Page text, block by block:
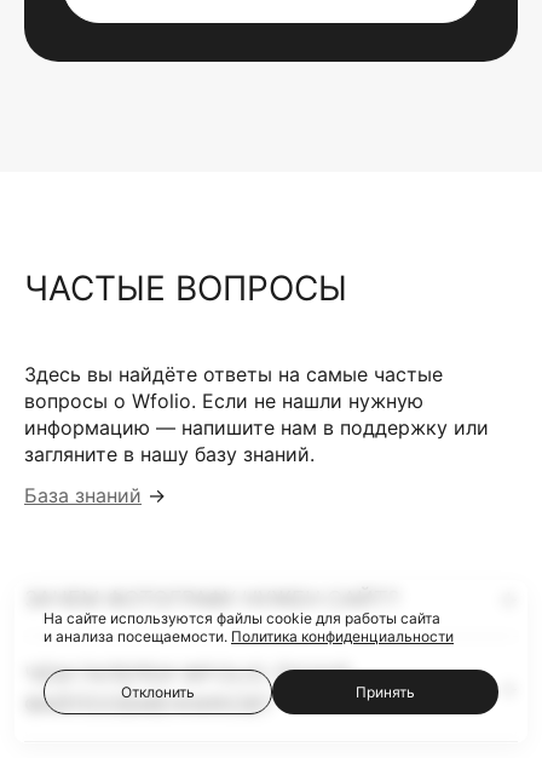
ЧАСТЫЕ ВОПРОСЫ
Здесь вы найдёте ответы на самые частые
вопросы о Wfolio. Если не нашли нужную
информацию — напишите нам в поддержку или
загляните в нашу базу знаний.
База знаний →
ЧЕМ ГАЛЕРЕИ WFOLIO ЛУЧШЕ
ФАЙЛООБМЕННИКОВ?
На сайте используются файлы cookie для работы сайта
и анализа посещаемости. Политика конфиденциальности
Отклонить Принять